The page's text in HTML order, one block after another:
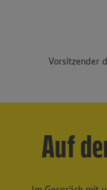
Vorsitzender
Auf